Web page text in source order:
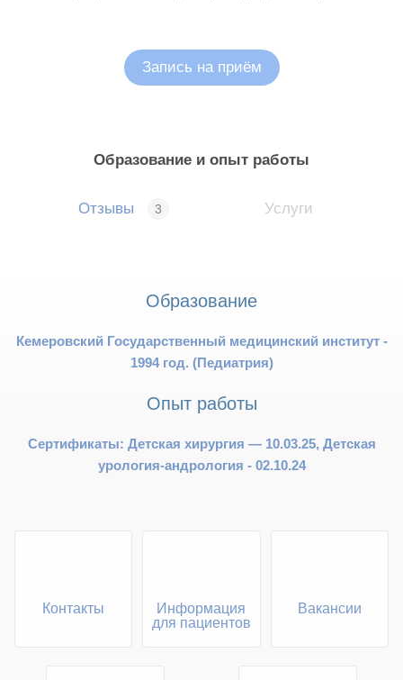
Запись на приём
Образование и опыт работы
Отзывы 3 Услуги
Образование
Кемеровский Государственный медицинский институт -
1994 год. (Педиатрия)
Опыт работы
Сертификаты: Детская хирургия — 10.03.25, Детская
урология-андрология - 02.10.24
Контакты
Информация
для пациентов
Вакансии